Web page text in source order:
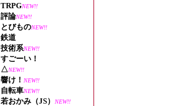
TRPGNEW!!
評論NEW!!
とびものNEW!!
鉄道
技術系NEW!!
すごーい！
△NEW!!
響け！ NEW!!
自転車NEW!!
若おかみ（JS） NEW!!